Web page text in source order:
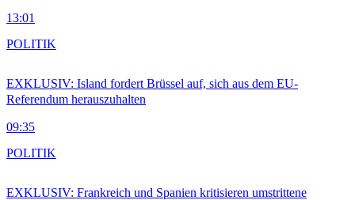
13:01
EXKLUSIV: Island fordert Brüssel auf, sich aus dem EU-
Referendum herauszuhalten
09:35
POLITIK
EXKLUSIV: Frankreich und Spanien kritisieren umstrittene
POLITIK